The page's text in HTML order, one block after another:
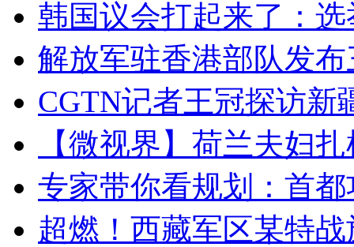
韩国议会打起来了：
解放军驻香港部队发
CGTN记者王冠探访新
【微视界】荷兰夫妇
专家带你看规划：首
超燃！西藏军区某特